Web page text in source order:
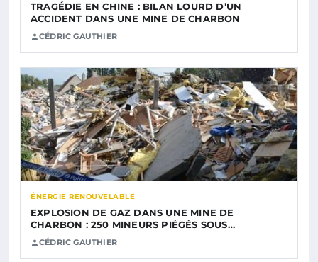
TRAGÉDIE EN CHINE : BILAN LOURD D’UN
ACCIDENT DANS UNE MINE DE CHARBON
CÉDRIC GAUTHIER
ÉNERGIE RENOUVELABLE
EXPLOSION DE GAZ DANS UNE MINE DE
CHARBON : 250 MINEURS PIÉGÉS SOUS…
CÉDRIC GAUTHIER